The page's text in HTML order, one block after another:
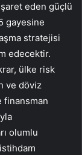
eden güçlü
gayesine
stratejisi
edecektir.
ülke risk
ve döviz
finansman
olumlu